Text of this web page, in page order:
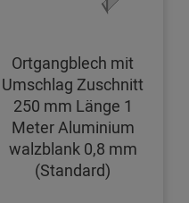
Ortgangblech mit
Umschlag Zuschnitt
250 mm Länge 1
Meter Aluminium
walzblank 0,8 mm
(Standard)